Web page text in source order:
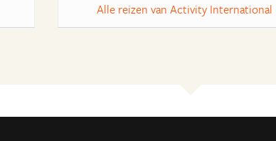
Alle reizen van Activity International